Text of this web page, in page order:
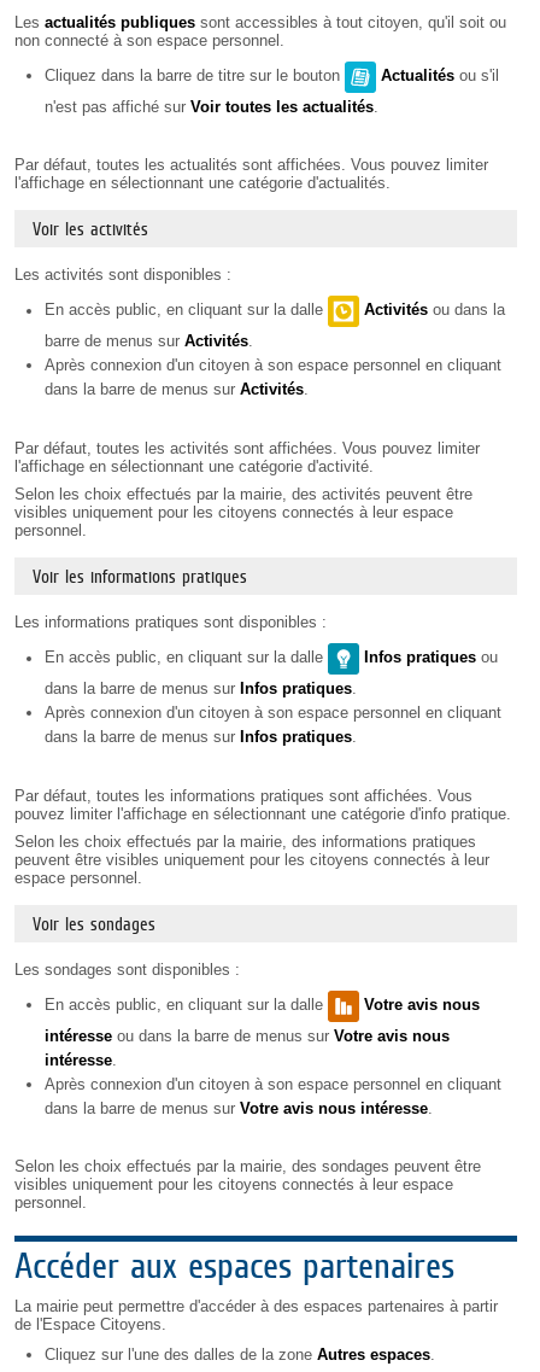
Les actualités publiquessont accessibles à tout citoyen, qu'il soit ou
non connecté à son espace personnel.
Cliquez dans la barre de titre sur le bouton
Actualitésou s'il
n'est pas affiché sur Voir toutes les actualités.
Par défaut, toutes les actualités sont affichées. Vous pouvez limiter
l'affichage en sélectionnant une catégorie d'actualités.
Voir les activités
Les activités sont disponibles :
En accès public, en cliquant sur la dalle
Activitésou dans la
barre de menus sur Activités.
Après connexion d'un citoyen à son espace personnel en cliquant
dans la barre de menus sur Activités.
Par défaut, toutes les activités sont affichées. Vous pouvez limiter
l'affichage en sélectionnant une catégorie d'activité.
Selon les choix effectués par la mairie, des activités peuvent être
visibles uniquement pour les citoyens connectés à leur espace
personnel.
Voir les informations pratiques
Les informations pratiques sont disponibles :
En accès public, en cliquant sur la dalle
Infos pratiquesou
dans la barre de menus sur Infos pratiques.
Après connexion d'un citoyen à son espace personnel en cliquant
dans la barre de menus sur Infos pratiques.
Par défaut, toutes les informations pratiques sont affichées. Vous
pouvez limiter l'affichage en sélectionnant une catégorie d'info pratique.
Selon les choix effectués par la mairie, des informations pratiques
peuvent être visibles uniquement pour les citoyens connectés à leur
espace personnel.
Voir les sondages
Les sondages sont disponibles :
En accès public, en cliquant sur la dalle
Votre avis nous
intéresseou dans la barre de menus sur Votre avis nous
intéresse.
Après connexion d'un citoyen à son espace personnel en cliquant
dans la barre de menus sur Votre avis nous intéresse.
Selon les choix effectués par la mairie, des sondages peuvent être
visibles uniquement pour les citoyens connectés à leur espace
personnel.
Accéder aux espaces partenaires
La mairie peut permettre d'accéder à des espaces partenaires à partir
de l'Espace Citoyens.
Cliquez sur l'une des dalles de la zone Autres espaces.